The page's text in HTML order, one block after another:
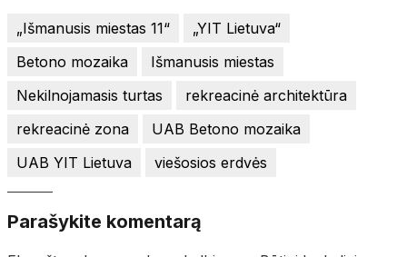
„Išmanusis miestas 11“
„YIT Lietuva“
Betono mozaika
Išmanusis miestas
Nekilnojamasis turtas
rekreacinė architektūra
rekreacinė zona
UAB Betono mozaika
UAB YIT Lietuva
viešosios erdvės
Parašykite komentarą